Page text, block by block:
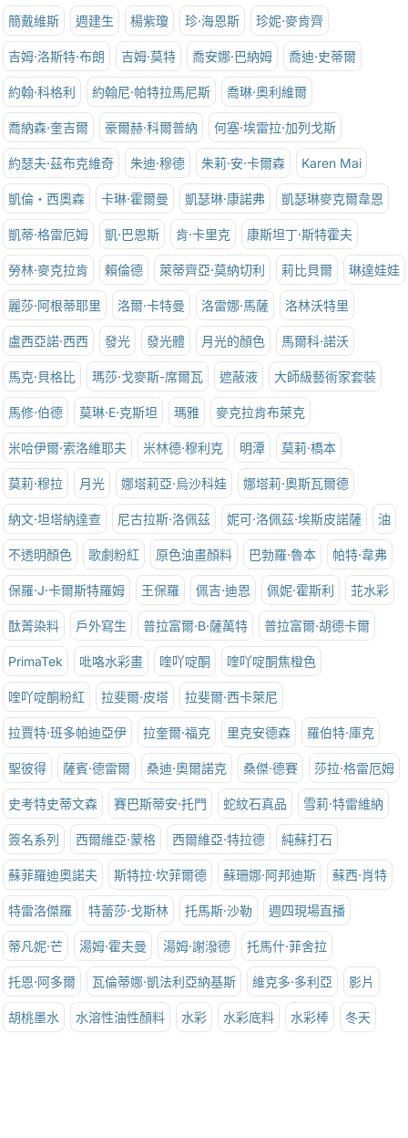
簡戴維斯 週建生 楊紫瓊 珍·海恩斯 珍妮·麥肯齊
吉姆·洛斯特·布朗 吉姆·莫特 喬安娜·巴納姆 喬迪·史蒂爾
約翰·科格利 約翰尼·帕特拉馬尼斯 喬琳·奧利維爾
喬納森·奎吉爾 豪爾赫·科爾普納 何塞·埃雷拉·加列戈斯
約瑟夫·茲布克維奇 朱迪·穆德 朱莉·安·卡爾森 Karen Mai
凱倫‧西奧森 卡琳·霍爾曼 凱瑟琳·康諾弗 凱瑟琳麥克爾韋恩
凱蒂·格雷厄姆 凱·巴恩斯 肯·卡里克 康斯坦丁·斯特霍夫
勞林·麥克拉肯 賴倫德 萊蒂齊亞·莫納切利 莉比貝爾 琳達娃娃
麗莎·阿根蒂耶里 洛爾·卡特曼 洛雷娜·馬薩 洛林沃特里
盧西亞諾·西西 發光 發光體 月光的顏色 馬爾科·諾沃
馬克·貝格比 瑪莎·戈麥斯-席爾瓦 遮蔽液 大師級藝術家套裝
馬修·伯德 莫琳·E·克斯坦 瑪雅 麥克拉肯布萊克
米哈伊爾·索洛維耶夫 米林德·穆利克 明潭 莫莉·橋本
莫莉·穆拉 月光 娜塔莉亞·烏沙科娃 娜塔莉·奧斯瓦爾德
納文·坦塔納達查 尼古拉斯·洛佩茲 妮可·洛佩茲·埃斯皮諾薩 油
不透明顏色 歌劇粉紅 原色油畫顏料 巴勃羅·魯本 帕特·韋弗
保羅·J·卡爾斯特羅姆 王保羅 佩吉·迪恩 佩妮·霍斯利 苝水彩
酞菁染料 戶外寫生 普拉富爾·B·薩萬特 普拉富爾·胡德卡爾
PrimaTek 吡咯水彩畫 喹吖啶酮 喹吖啶酮焦橙色
喹吖啶酮粉紅 拉斐爾·皮塔 拉斐爾·西卡萊尼
拉賈特·班多帕迪亞伊 拉奎爾·福克 里克安德森 羅伯特·庫克
聖彼得 薩賓·德雷爾 桑迪·奧爾諾克 桑傑·德賽 莎拉·格雷厄姆
史考特史蒂文森 賽巴斯蒂安·托門 蛇紋石真品 雪莉·特雷維納
簽名系列 西爾維亞·蒙格 西爾維亞·特拉德 純蘇打石
蘇菲羅迪奧諾夫 斯特拉·坎菲爾德 蘇珊娜·阿邦迪斯 蘇西·肖特
特雷洛傑羅 特蕾莎·戈斯林 托馬斯·沙勒 週四現場直播
蒂凡妮·芒 湯姆·霍夫曼 湯姆·謝潑德 托馬什·菲舍拉
托恩·阿多爾 瓦倫蒂娜·凱法利亞納基斯 維克多·多利亞 影片
胡桃墨水 水溶性油性顏料 水彩 水彩底料 水彩棒 冬天